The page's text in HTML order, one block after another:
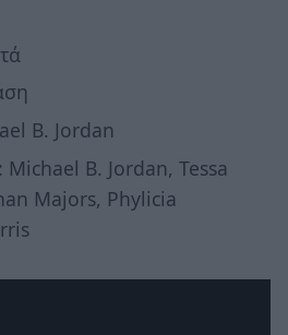
B. Jordan
B. Jordan, Tessa
Majors, Phylicia